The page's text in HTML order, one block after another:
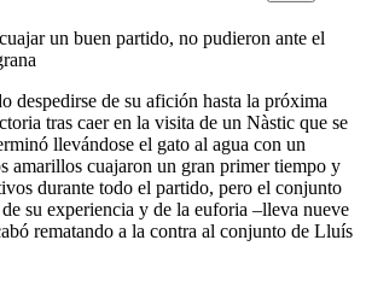
un buen partido, no pudieron ante el
despedirse de su afición hasta la próxima
tras caer en la visita de un Nàstic que se
llevándose el gato al agua con un
amarillos cuajaron un gran primer tiempo y
durante todo el partido, pero el conjunto
su experiencia y de la euforia –lleva nueve
rematando a la contra al conjunto de Lluís